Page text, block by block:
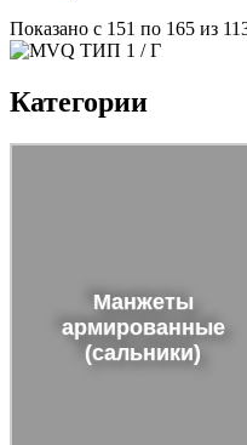
Показано с 151 по 165 из
Категории
Манжеты
армированные
(сальники)